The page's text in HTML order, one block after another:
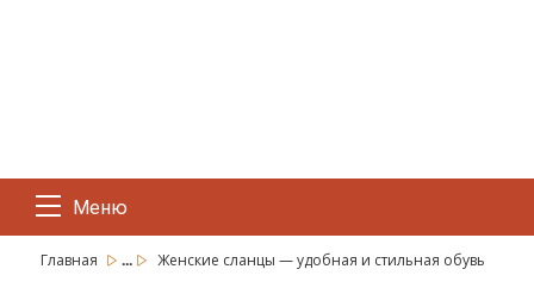
Меню
Главная ... Женские сланцы — удобная и стильная обувь